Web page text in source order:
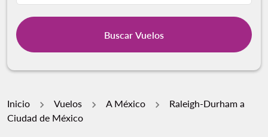
Buscar Vuelos
Inicio Vuelos A México
Raleigh-Durham a
Ciudad de México